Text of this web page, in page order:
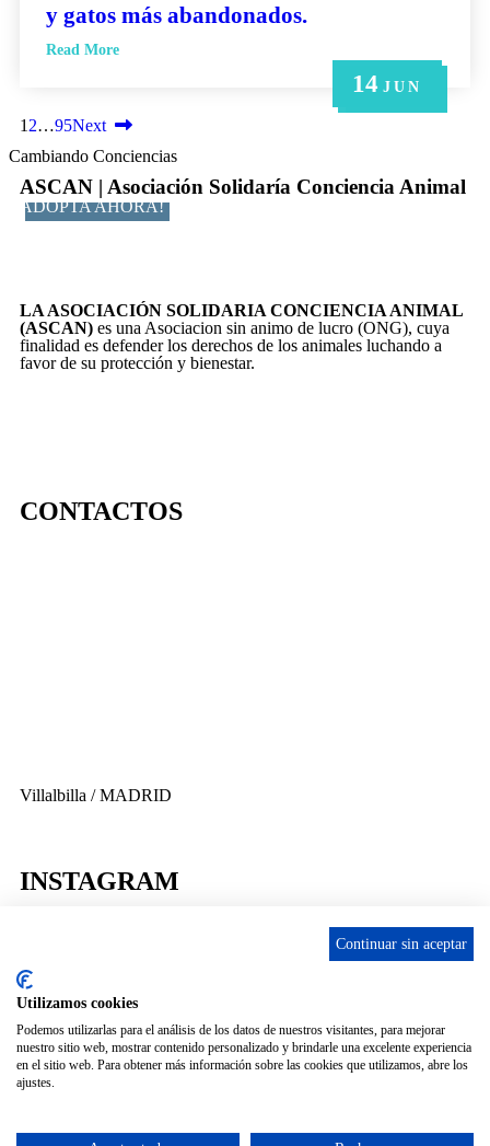
14 JUN
6 MAY
6 MAY
21 JUN
14 JUN
y gatos más abandonados.
Read More
1 2…95Next
Cambiando Conciencias
ASCAN | Asociación Solidaría Conciencia Animal
ADOPTA AHORA!
LA ASOCIACIÓN SOLIDARIA CONCIENCIA ANIMAL
(ASCAN) es una Asociacion sin animo de lucro (ONG), cuya
finalidad es defender los derechos de los animales luchando a
favor de su protección y bienestar.
CONTACTOS
Villalbilla / MADRID
INSTAGRAM
ENLACES
Contacta
Adopta un perro
Continuar sin aceptar
Utilizamos cookies
Podemos utilizarlas para el análisis de los datos de nuestros visitantes, para mejorar
nuestro sitio web, mostrar contenido personalizado y brindarle una excelente experiencia
en el sitio web. Para obtener más información sobre las cookies que utilizamos, abre los
ajustes.